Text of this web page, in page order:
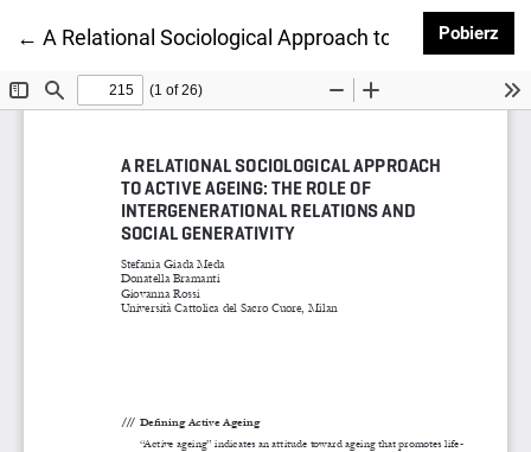
←Wróć do szczegółów artykułu
A Relational Sociological Approach to ActivePobierz